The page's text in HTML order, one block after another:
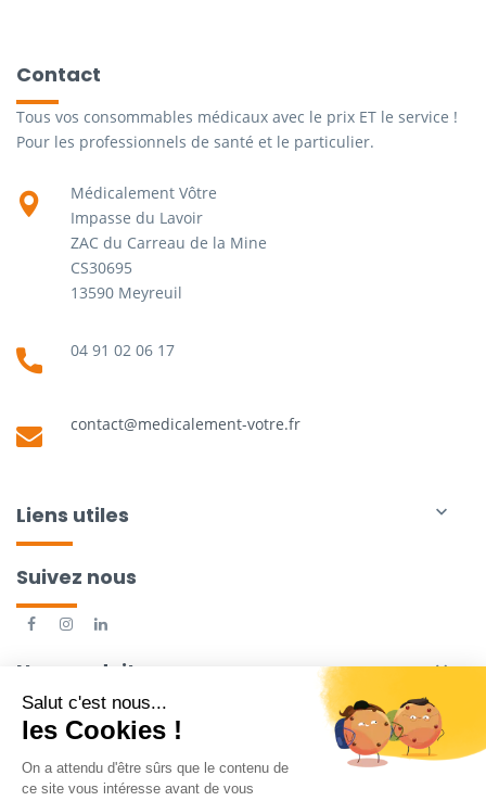
Contact
Tous vos consommables médicaux avec le prix ET le service !
Pour les professionnels de santé et le particulier.
Médicalement Vôtre
Impasse du Lavoir
ZAC du Carreau de la Mine
CS30695
13590 Meyreuil
04 91 02 06 17
contact@medicalement-votre.fr
Liens utiles 
Suivez nous
Nos produits 